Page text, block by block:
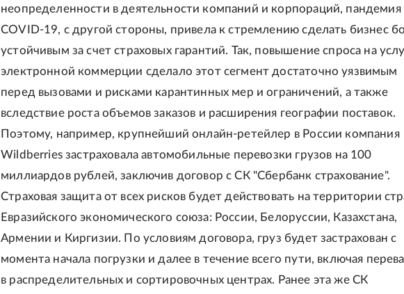
неопределенности в деятельности компаний и корпораций, пандемия
COVID-19, с другой стороны, привела к стремлению сделать бизнес
устойчивым за счет страховых гарантий. Так, повышение спроса на
электронной коммерции сделало этот сегмент достаточно уязвимым
перед вызовами и рисками карантинных мер и ограничений, а также
вследствие роста объемов заказов и расширения географии поставок.
Поэтому, например, крупнейший онлайн-ретейлер в России компания
Wildberries застраховала автомобильные перевозки грузов на 100
миллиардов рублей, заключив договор с СК "Сбербанк страхование".
Страховая защита от всех рисков будет действовать на территории
Евразийского экономического союза: России, Белоруссии, Казахстана,
Армении и Киргизии. По условиям договора, груз будет застрахован с
момента начала погрузки и далее в течение всего пути, включая
в распределительных и сортировочных центрах. Ранее эта же СК